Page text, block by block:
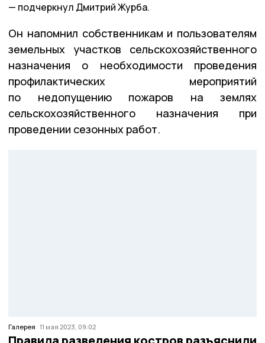
подчеркнул Дмитрий Журба.
Он напомнил собственникам и пользователям
земельных участков сельскохозяйственного
назначения о необходимости проведения
профилактических мероприятий
по недопущению пожаров на землях
сельскохозяйственного назначения при
проведении сезонных работ.
Галерея 11 мая 2023, 09:02